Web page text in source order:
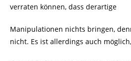
verraten können, dass derartige
Manipulationen nichts bringen,
nicht. Es ist allerdings auch möglich,